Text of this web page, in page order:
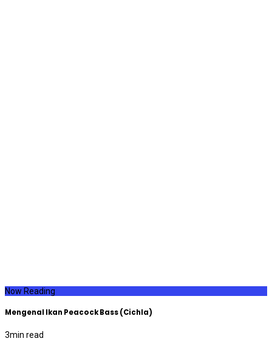
Now Reading
Mengenal Ikan Peacock Bass (Cichla)
3min read